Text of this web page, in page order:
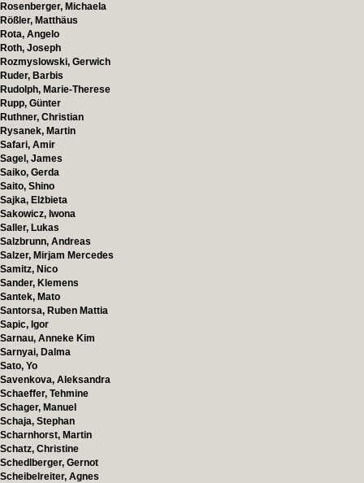
Rosenberger, Michaela
Rößler, Matthäus
Rota, Angelo
Roth, Joseph
Rozmyslowski, Gerwich
Ruder, Barbis
Rudolph, Marie-Therese
Rupp, Günter
Ruthner, Christian
Rysanek, Martin
Safari, Amir
Sagel, James
Saiko, Gerda
Saito, Shino
Sajka, Elżbieta
Sakowicz, Iwona
Saller, Lukas
Salzbrunn, Andreas
Salzer, Mirjam Mercedes
Samitz, Nico
Sander, Klemens
Santek, Mato
Santorsa, Ruben Mattia
Sapic, Igor
Sarnau, Anneke Kim
Sarnyai, Dalma
Sato, Yo
Savenkova, Aleksandra
Schaeffer, Tehmine
Schager, Manuel
Schaja, Stephan
Scharnhorst, Martin
Schatz, Christine
Schedlberger, Gernot
Scheibelreiter, Agnes